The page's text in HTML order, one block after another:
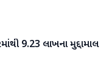
9.23 લાખના મુદ્દામાલ